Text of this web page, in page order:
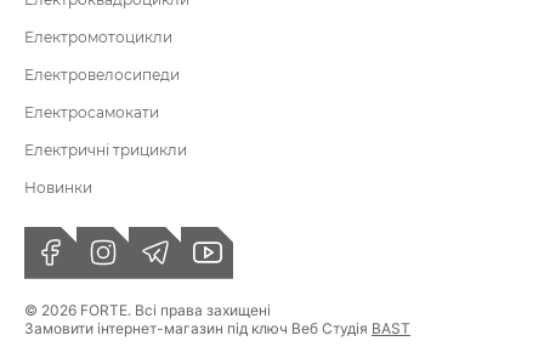
Електромотоцикли
Електровелосипеди
Електросамокати
Електричні трицикли
Новинки
© 2026 FORTE. Всі права захищені
Замовити інтернет-магазин під ключ Веб Студія BAST